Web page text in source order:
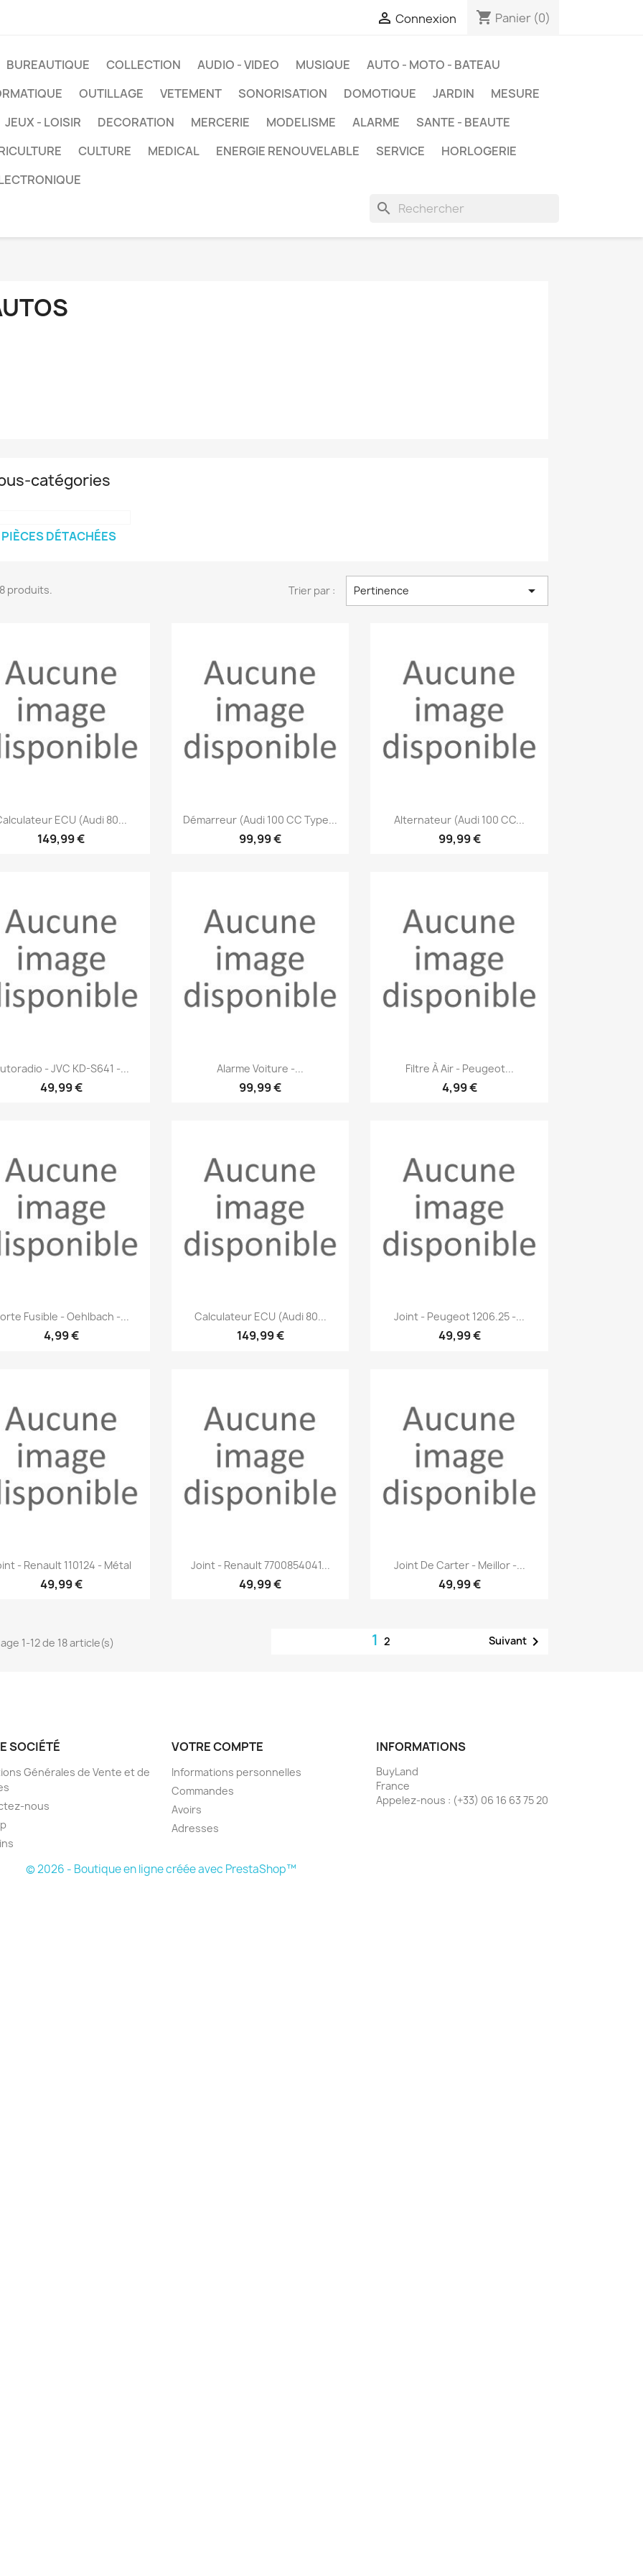
 Connexion shopping_cart Panier (0)
BUREAUTIQUE COLLECTION AUDIO - VIDEO MUSIQUE
AUTO - MOTO - BATEAU
OUTILLAGE VETEMENT SONORISATION DOMOTIQUE JARDIN
MESURE
JEUX - LOISIR
DECORATION MERCERIE MODELISME ALARME
SANTE - BEAUTE
CULTURE MEDICAL ENERGIE RENOUVELABLE SERVICE
HORLOGERIE
search
catégories
PIÈCES DÉTACHÉES
produits. Trier par : Pertinence 
Aperçu rapide
ECU (Audi 80...
149,99 €
Aperçu rapide
Démarreur (Audi 100 CC Type...
99,99 €
Aperçu rapide
Alternateur (Audi 100 CC...
99,99 €
Aperçu rapide
- JVC KD-S641 -...
49,99 €
Aperçu rapide
Alarme Voiture -...
99,99 €
Aperçu rapide
Filtre À Air - Peugeot...
4,99 €
Aperçu rapide
Fusible - Oehlbach -...
4,99 €
Aperçu rapide
Calculateur ECU (Audi 80...
149,99 €
Aperçu rapide
Joint - Peugeot 1206.25 -...
49,99 €
Aperçu rapide
- Renault 110124 - Métal
49,99 €
Aperçu rapide
Joint - Renault 7700854041...
49,99 €
Aperçu rapide
Joint De Carter - Meillor -...
49,99 €
1-12 de 18 article(s) 12 Suivant
SOCIÉTÉ
Générales de Vente et de
nous
VOTRE COMPTE
Informations personnelles
Commandes
Avoirs
Adresses
INFORMATIONS
BuyLand
France
Appelez-nous : (+33) 06 16 63 75 20
© 2026 - Boutique en ligne créée avec PrestaShop™